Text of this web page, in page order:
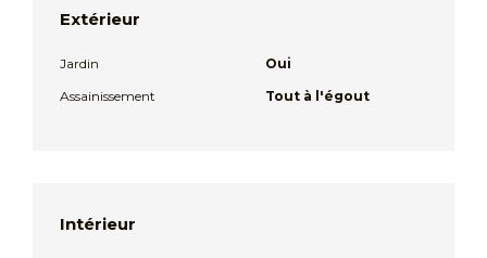
Extérieur
Jardin
Oui
Assainissement
Tout à l'égout
Intérieur